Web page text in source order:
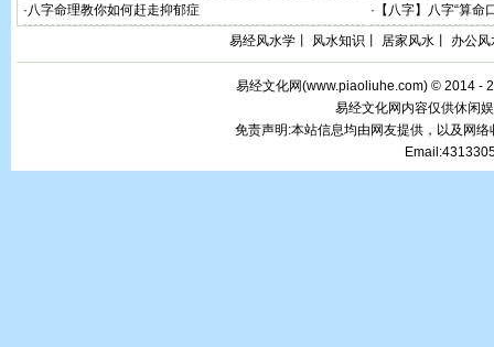
·八字命理教你如何赶走抑郁症 · 【八字】八字“算命
易经风水学
风水知识 居家风水 办公风
易经文化网(www.piaoliuhe.com) © 2014 -
易经文化网内容仅供休闲
免责声明:本站信息均由网友提供，以及网